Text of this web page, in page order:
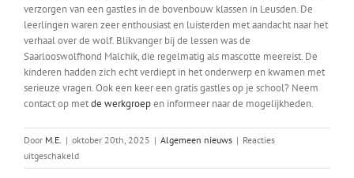
verzorgen van een gastles in de bovenbouw klassen in Leusden. De
leerlingen waren zeer enthousiast en luisterden met aandacht naar het
verhaal over de wolf. Blikvanger bij de lessen was de
Saarlooswolfhond Malchik, die regelmatig als mascotte meereist. De
kinderen hadden zich echt verdiept in het onderwerp en kwamen met
serieuze vragen. Ook een keer een gratis gastles op je school? Neem
contact op metde werkgroepen informeer naar de mogelijkheden.
Door M.E. | oktober 20th, 2025 | Algemeen nieuws | Reacties
uitgeschakeldvoor
Malchik